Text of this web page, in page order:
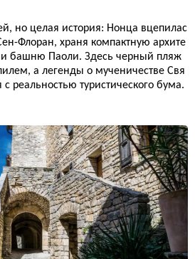
но целая история: Нонца вцепилас
Флоран, храня компактную архите
и башню Паоли. Здесь черный пляж
а легенды о мученичестве Свя
реальностью туристического бума.